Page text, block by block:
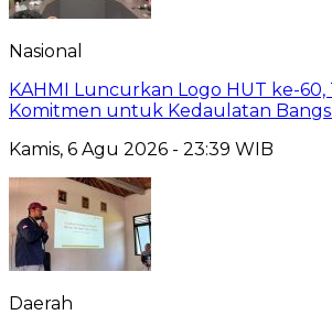
Nasional
KAHMI Luncurkan Logo HUT ke-60,
Komitmen untuk Kedaulatan
Kamis, 6 Agu 2026 - 23:39 WIB
Daerah